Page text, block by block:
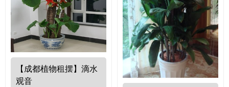
【成都植物租摆】滴水
观音